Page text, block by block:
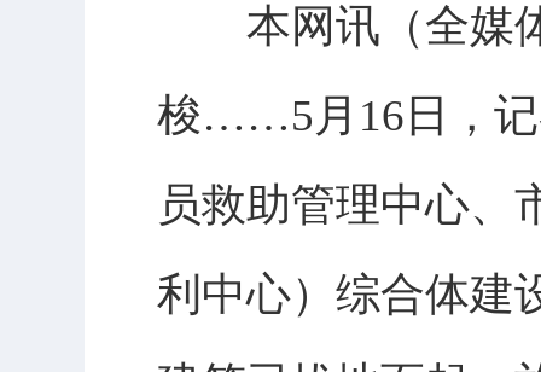
本网讯（全媒体
梭……5月16日，记
员救助管理中心、
利中心）综合体建